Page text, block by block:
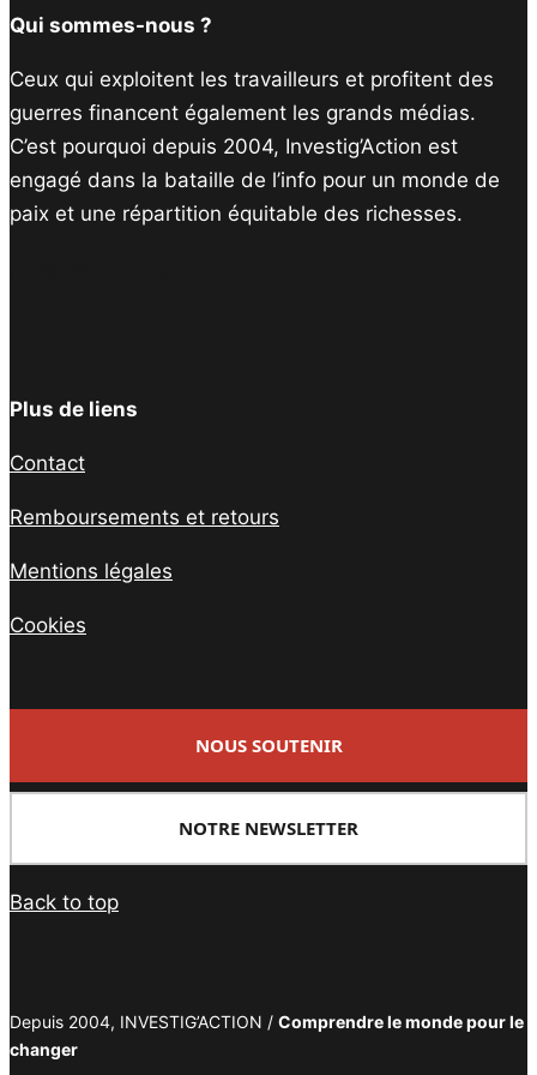
Qui sommes-nous ?
Ceux qui exploitent les travailleurs et profitent des
guerres financent également les grands médias.
C’est pourquoi depuis 2004, Investig’Action est
engagé dans la bataille de l’info pour un monde de
paix et une répartition équitable des richesses.
Plus de liens
Contact
Remboursements et retours
Mentions légales
Cookies
NOUS SOUTENIR
NOTRE NEWSLETTER
Back to top
Depuis 2004, INVESTIG’ACTION / Comprendre le monde pour le
changer